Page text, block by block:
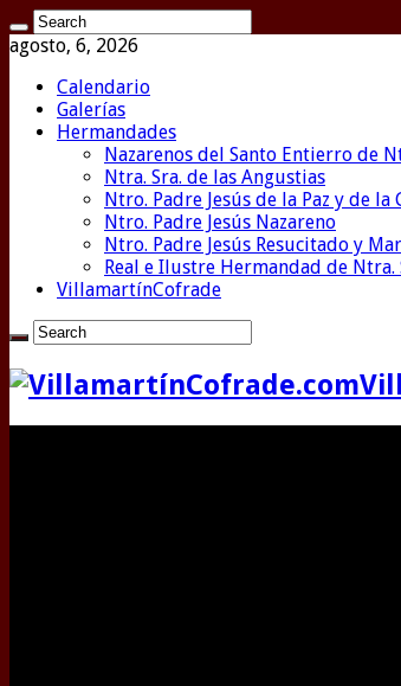
agosto, 6, 2026
Calendario
Galerías
Hermandades
Nazarenos del Santo Entierro de
Ntra. Sra. de las Angustias
Ntro. Padre Jesús de la Paz y de la
Ntro. Padre Jesús Nazareno
Ntro. Padre Jesús Resucitado y
Real e Ilustre Hermandad de Ntra.
VillamartínCofrade